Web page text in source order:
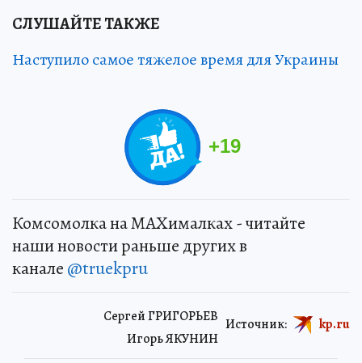
СЛУШАЙТЕ ТАКЖЕ
Наступило самое тяжелое время для Украины
+19
Комсомолка на MAXималках - читайте
наши новости раньше других в
канале @truekpru
Сергей ГРИГОРЬЕВ
Игорь ЯКУНИН
Источник: kp.ru